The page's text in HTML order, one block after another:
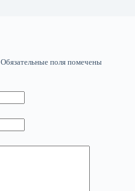
Обязательные поля помечены